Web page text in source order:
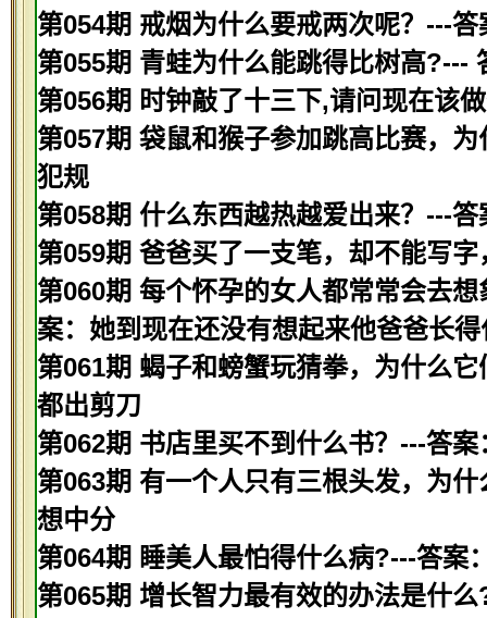
第054期 戒烟为什么要戒两次呢？---
第055期 青蛙为什么能跳得比树高?---
第056期 时钟敲了十三下,请问现在该
第057期 袋鼠和猴子参加跳高比赛，
犯规
第058期 什么东西越热越爱出来？---答
第059期 爸爸买了一支笔，却不能写
第060期 每个怀孕的女人都常常会去
案：她到现在还没有想起来他爸爸长得
第061期 蝎子和螃蟹玩猜拳，为什么
都出剪刀
第062期 书店里买不到什么书？---答案
第063期 有一个人只有三根头发，为
想中分
第064期 睡美人最怕得什么病?---答
第065期 增长智力最有效的办法是什